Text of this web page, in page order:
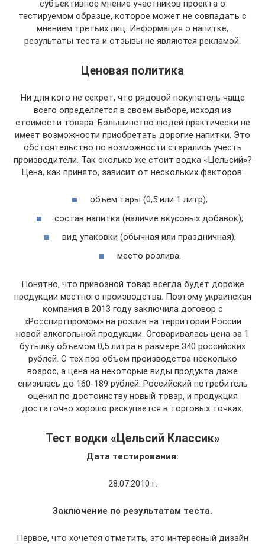
субъективное мнение участников проекта о
тестируемом образце, которое может не совпадать с
мнением третьих лиц. Информация о напитке,
результаты теста и отзывы не являются рекламой.
Ценовая политика
Ни для кого не секрет, что рядовой покупатель чаще
всего определяется в своем выборе, исходя из
стоимости товара. Большинство людей практически не
имеет возможности приобретать дорогие напитки. Это
обстоятельство по возможности старались учесть
производители. Так сколько же стоит водка «Цельсий»?
Цена, как принято, зависит от нескольких факторов:
объем тары (0,5 или 1 литр);
состав напитка (наличие вкусовых добавок);
вид упаковки (обычная или праздничная);
место розлива.
Понятно, что привозной товар всегда будет дороже
продукции местного производства. Поэтому украинская
компания в 2013 году заключила договор с
«Росспиртпромом» на розлив на территории России
новой алкогольной продукции. Оговаривалась цена за 1
бутылку объемом 0,5 литра в размере 340 российских
рублей. С тех пор объем производства несколько
возрос, а цена на некоторые виды продукта даже
снизилась до 160-189 рублей. Российский потребитель
оценил по достоинству новый товар, и продукция
достаточно хорошо раскупается в торговых точках.
Тест водки «Цельсий Классик»
Дата тестирования:
28.07.2010 г.
Заключение по результатам теста.
Первое, что хочется отметить, это интересный дизайн